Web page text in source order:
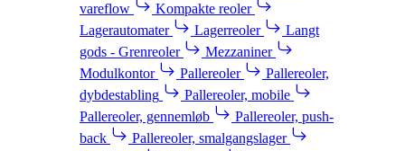
vareflow
Kompakte reoler
Lagerautomater
Lagerreoler
Langt
gods - Grenreoler
Mezzaniner
Modulkontor
Pallereoler
Pallereoler,
dybdestabling
Pallereoler, mobile
Pallereoler, gennemløb
Pallereoler, push-
back
Pallereoler, smalgangslager